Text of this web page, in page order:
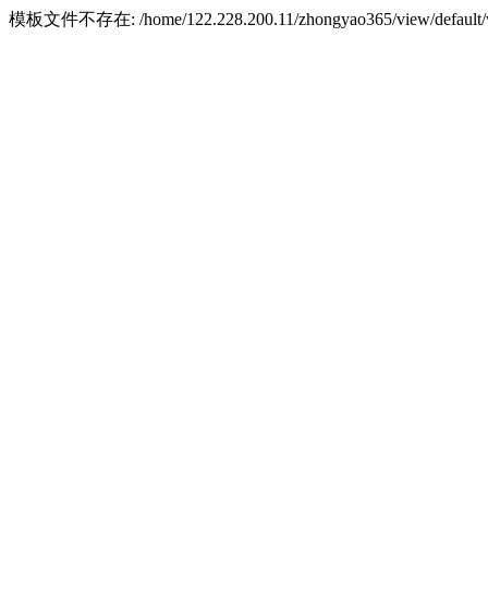
模板文件不存在: /home/122.228.200.11/zhongyao365/view/default/